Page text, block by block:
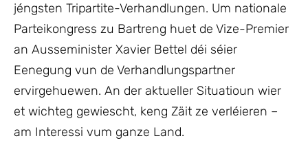
jéngsten Tripartite-Verhandlungen. Um nationale
Parteikongress zu Bartreng huet de Vize-Premier
an Ausseminister Xavier Bettel déi séier
Eenegung vun de Verhandlungspartner
ervirgehuewen. An der aktueller Situatioun wier
et wichteg gewiescht, keng Zäit ze verléieren –
am Interessi vum ganze Land.